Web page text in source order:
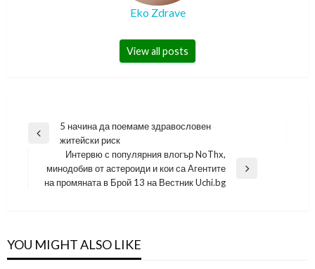
Eko Zdrave
View all posts
Навигация
Previous
5 начина да поемаме здравословен
житейски риск
Next
Post
Интервю с популярния влогър NoThx,
минодобив от астероиди и кои са Агентите
на промяната в Брой 13 на Вестник Uchi.bg
YOU MIGHT ALSO LIKE